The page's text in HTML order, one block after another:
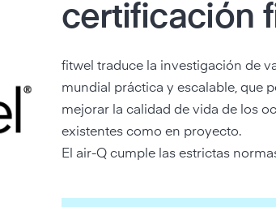
certificación
fitwel traduce la investigación de
mundial práctica y escalable, que
mejorar la calidad de vida de los
existentes como en proyecto.
El air-Q cumple las estrictas